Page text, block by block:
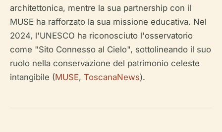
architettonica, mentre la sua partnership con il
MUSE ha rafforzato la sua missione educativa. Nel
2024, l'UNESCO ha riconosciuto l'osservatorio
come "Sito Connesso al Cielo", sottolineando il suo
ruolo nella conservazione del patrimonio celeste
intangibile (MUSE, ToscanaNews).